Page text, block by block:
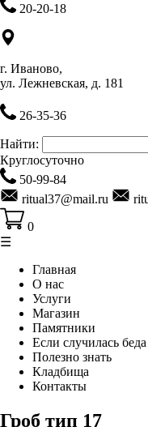
20-20-18
г. Иваново,
ул. Лежневская, д. 181
26-35-36
Найти:
Круглосуточно
50-99-84
ritual37@mail.ru
0
☰
Главная
О нас
Услуги
Магазин
Памятники
Если случилась беда
Полезно знать
Кладбища
Контакты
Гроб тип 17